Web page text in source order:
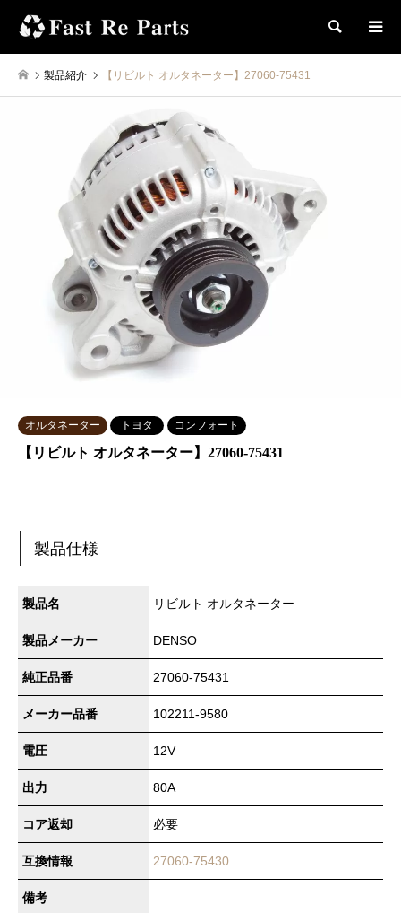
検索
製品紹介 【リビルト オルタネーター】27060-75431
オルタネーター トヨタ コンフォート
【リビルト オルタネーター】27060-75431
製品仕様
製品名 リビルト オルタネーター
製品メーカー DENSO
純正品番 27060-75431
メーカー品番 102211-9580
電圧 12V
出力 80A
コア返却 必要
互換情報 27060-75430
備考